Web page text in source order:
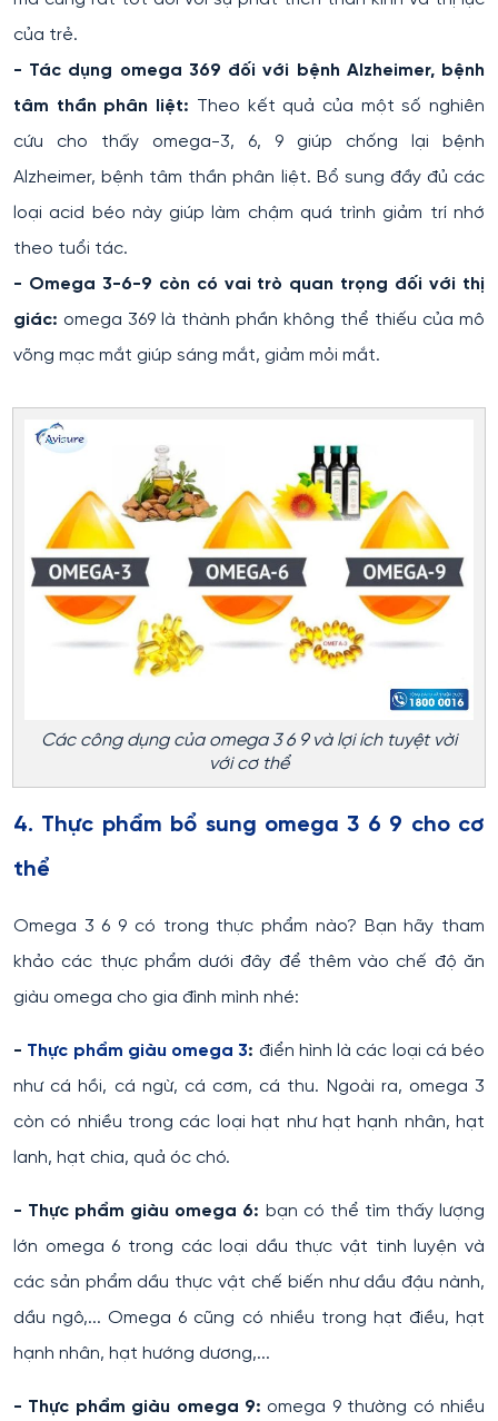
của trẻ.
- Tác dụng omega 369 đối với bệnh Alzheimer, bệnh
tâm thần phân liệt: Theo kết quả của một số nghiên
cứu cho thấy omega-3, 6, 9 giúp chống lại bệnh
Alzheimer, bệnh tâm thần phân liệt. Bổ sung đầy đủ các
loại acid béo này giúp làm chậm quá trình giảm trí nhớ
theo tuổi tác.
- Omega 3-6-9 còn có vai trò quan trọng đối với thị
giác: omega 369 là thành phần không thể thiếu của mô
võng mạc mắt giúp sáng mắt, giảm mỏi mắt.
Các công dụng của omega 3 6 9 và lợi ích tuyệt vời
với cơ thể
4. Thực phẩm bổ sung omega 3 6 9 cho cơ
thể
Omega 3 6 9 có trong thực phẩm nào? Bạn hãy tham
khảo các thực phẩm dưới đây để thêm vào chế độ ăn
giàu omega cho gia đình mình nhé:
- Thực phẩm giàu omega 3: điển hình là các loại cá béo
như cá hồi, cá ngừ, cá cơm, cá thu. Ngoài ra, omega 3
còn có nhiều trong các loại hạt như hạt hạnh nhân, hạt
lanh, hạt chia, quả óc chó.
- Thực phẩm giàu omega 6: bạn có thể tìm thấy lượng
lớn omega 6 trong các loại dầu thực vật tinh luyện và
các sản phẩm dầu thực vật chế biến như dầu đậu nành,
dầu ngô,... Omega 6 cũng có nhiều trong hạt điều, hạt
hạnh nhân, hạt hướng dương,...
- Thực phẩm giàu omega 9: omega 9 thường có nhiều